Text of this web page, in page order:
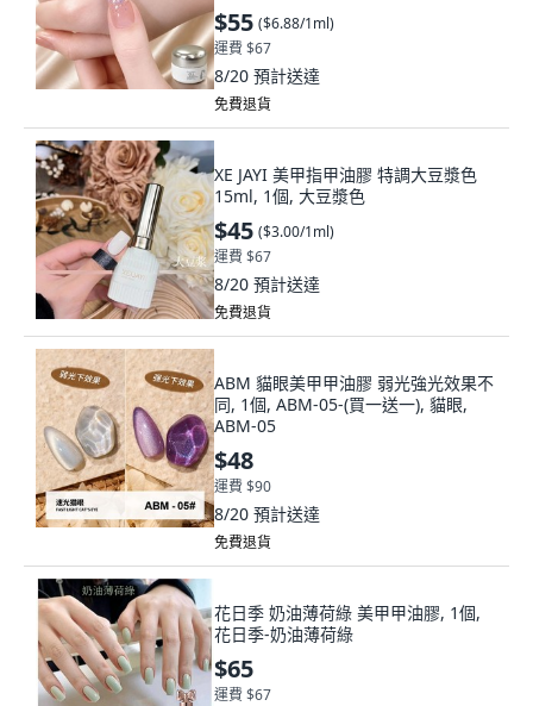
$55 ($6.88/1ml)
運費 $67
8/20 預計送達
免費退貨
XE JAYI 美甲指甲油膠 特調大豆漿色
15ml, 1個, 大豆漿色
$45 ($3.00/1ml)
運費 $67
8/20 預計送達
免費退貨
ABM 貓眼美甲甲油膠 弱光強光效果不
同, 1個, ABM-05-(買一送一), 貓眼,
ABM-05
$48
運費 $90
8/20 預計送達
免費退貨
花日季 奶油薄荷綠 美甲甲油膠, 1個,
花日季-奶油薄荷綠
$65
運費 $67